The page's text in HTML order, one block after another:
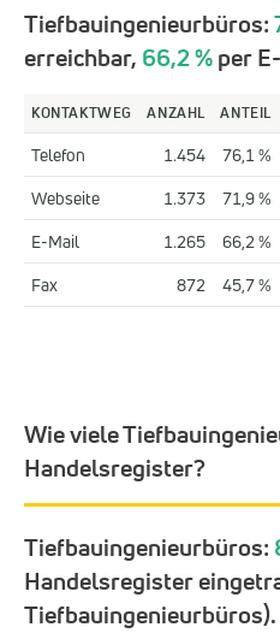
Tiefbauingenieurbüros:
erreichbar, 66,2 %per
KONTAKTWEG ANZAHL ANTEIL
Telefon 1.454
76,1 %
Webseite
1.373
71,9 %
E-Mail
1.265
66,2 %
Fax
872 45,7 %
Wie viele
Handelsregister?
Tiefbauingenieurbüros:
Handelsregister
Tiefbauingenieurbüros).